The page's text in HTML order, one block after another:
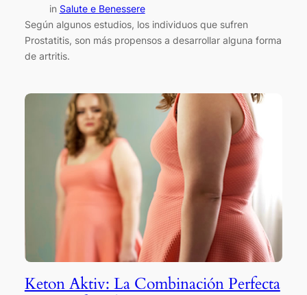
in Salute e Benessere
Según algunos estudios, los individuos que sufren
Prostatitis, son más propensos a desarrollar alguna forma
de artritis.
Keton Aktiv: La Combinación Perfecta